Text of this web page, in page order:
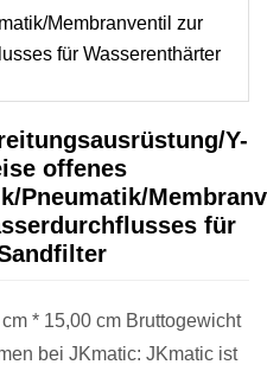
Y-
offenes
Pneumatik/
für
* 15,00 cm Bruttogewicht
bei JKmatic: JKmatic ist